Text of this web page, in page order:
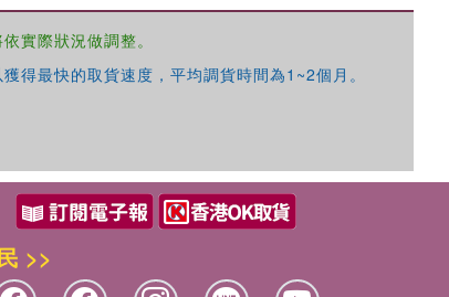
實際狀況做調整。
得最快的取貨速度，平均調貨時間為1~2個月。
>>